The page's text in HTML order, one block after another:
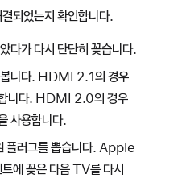
되었는지 확인합니다.
다가 다시 단단히 꽂습니다.
니다. HDMI 2.1의 경우
니다. HDMI 2.0의 경우
사용합니다.
러그를 뽑습니다. Apple
에 꽂은 다음 TV를 다시